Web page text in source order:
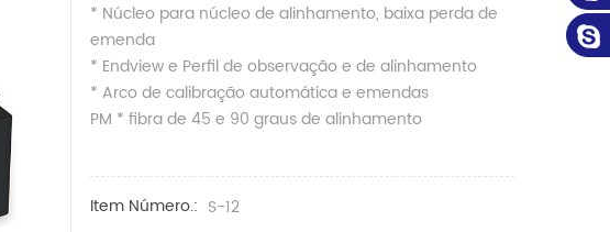
* Núcleo para núcleo de alinhamento, baixa perda de
emenda
* Endview e Perfil de observação e de alinhamento
* Arco de calibração automática e emendas
PM * fibra de 45 e 90 graus de alinhamento
Item Número.: S-12